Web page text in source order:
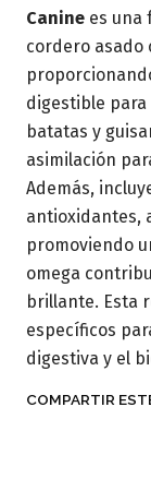
Canine es una
cordero
digestible
batatas y
asimilación
Además,
antioxidantes,
promoviendo
omega
brillante. Esta
específicos
digestiva y el
COMPARTIR